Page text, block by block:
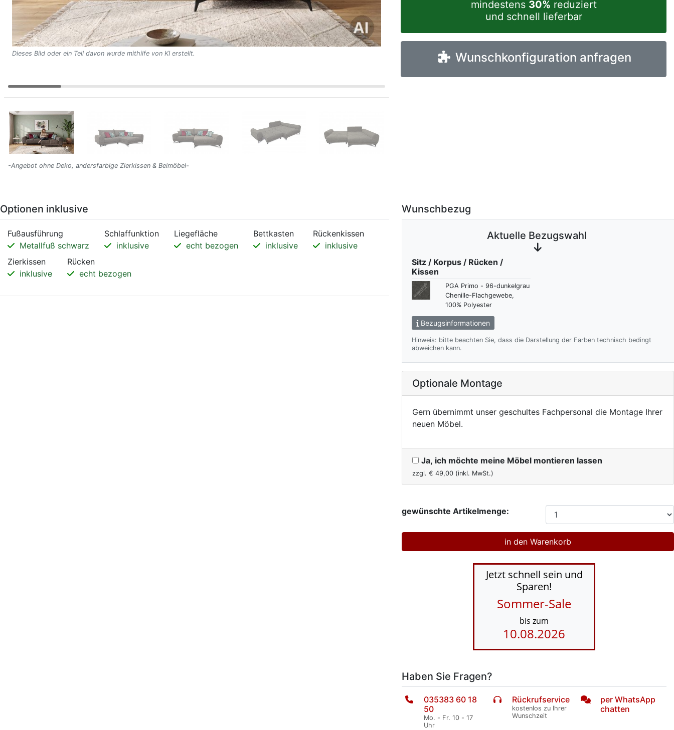
Dieses Bild oder ein Teil davon wurde mithilfe von KI erstellt.
-Angebot ohne Deko, andersfarbige Zierkissen & Beimöbel-
mindestens 30% reduziert
und schnell lieferbar
Wunschkonfiguration anfragen
Optionen inklusive
Fußausführung
Metallfuß schwarz
Schlaffunktion
inklusive
Liegefläche
echt bezogen
Bettkasten
inklusive
Rückenkissen
inklusive
Zierkissen
inklusive
Rücken
echt bezogen
Wunschbezug
Aktuelle Bezugswahl
Sitz / Korpus / Rücken /
Kissen
PGA Primo - 96-dunkelgrau
Chenille-Flachgewebe,
100% Polyester
Bezugsinformationen
Hinweis: bitte beachten Sie, dass die Darstellung der Farben technisch bedingt
abweichen kann.
Optionale Montage
Gern übernimmt unser geschultes Fachpersonal die Montage Ihrer
neuen Möbel.
Ja, ich möchte meine Möbel montieren lassen
zzgl. € 49,00 (inkl. MwSt.)
gewünschte Artikelmenge:
Jetzt schnell sein und
Sparen!
Sommer-Sale
bis zum
10.08.2026
Haben Sie Fragen?
035383 60 18
50
Mo. - Fr. 10 - 17
Uhr
Rückrufservice
kostenlos zu Ihrer
Wunschzeit
per WhatsApp
chatten